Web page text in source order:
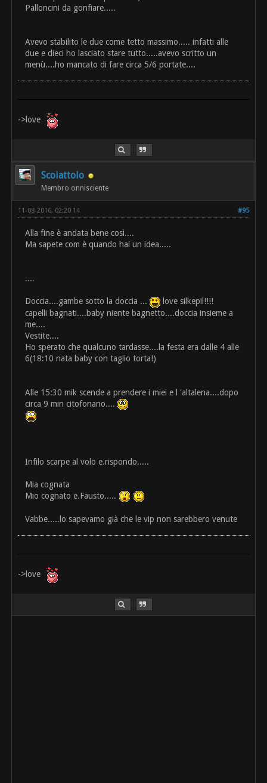
Palloncini da gonfiare.....
Avevo stabilito le due come tetto massimo..... infatti alle
due e dieci ho lasciato stare tutto.....avevo scritto un
menù....ho mancato di fare circa 5/6 portate....
->love
Scoiattolo
Membro onnisciente
#95
11-08-2016, 02:20 14
Alla fine è andata bene così....
Ma sapete com è quando hai un idea.....
....
Doccia....gambe sotto la doccia ...
love silkepil!!!!
capelli bagnati....baby niente bagnetto....doccia insieme a
me....
Vestite....
Ho sperato che qualcuno tardasse....la festa era dalle 4 alle
6(18:10 nata baby con taglio torta!)
Alle 15:30 mik scende a prendere i miei e l 'altalena....dopo
circa 9 min citofonano....
Infilo scarpe al volo e.rispondo.....
Mia cognata
Mio cognato e.Fausto.....
Vabbe.....lo sapevamo già che le vip non sarebbero venute
->love